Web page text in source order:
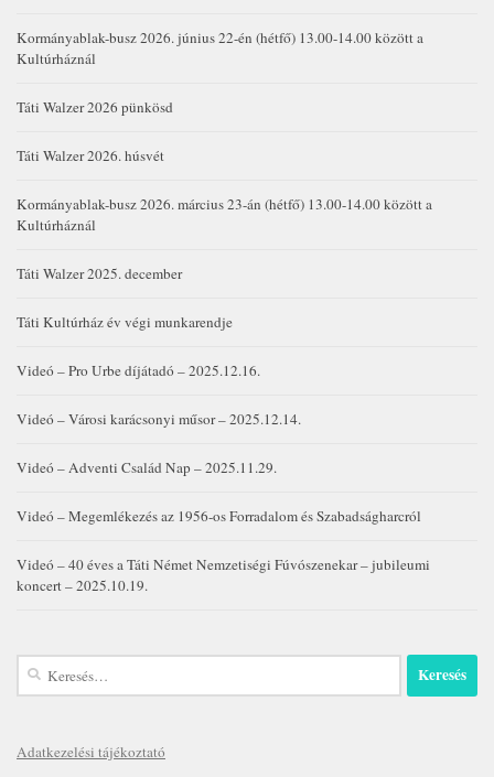
Kormányablak-busz 2026. június 22-én (hétfő) 13.00-14.00 között a
Kultúrháznál
Táti Walzer 2026 pünkösd
Táti Walzer 2026. húsvét
Kormányablak-busz 2026. március 23-án (hétfő) 13.00-14.00 között a
Kultúrháznál
Táti Walzer 2025. december
Táti Kultúrház év végi munkarendje
Videó – Pro Urbe díjátadó – 2025.12.16.
Videó – Városi karácsonyi műsor – 2025.12.14.
Videó – Adventi Család Nap – 2025.11.29.
Videó – Megemlékezés az 1956-os Forradalom és Szabadságharcról
Videó – 40 éves a Táti Német Nemzetiségi Fúvószenekar – jubileumi
koncert – 2025.10.19.
Keresés:
Adatkezelési tájékoztató